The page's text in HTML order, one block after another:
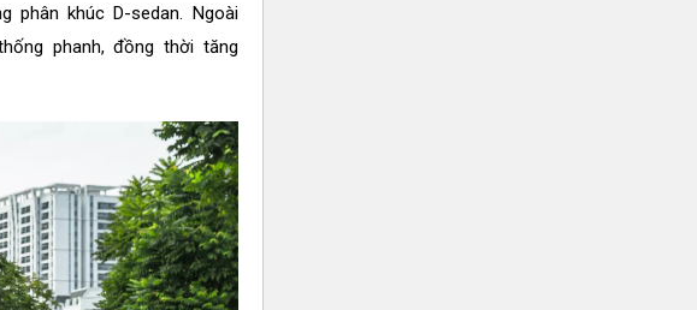
khúc D-sedan. Ngoài
phanh, đồng thời tăng